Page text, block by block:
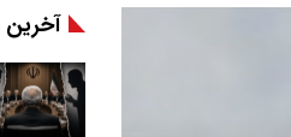
آخرین